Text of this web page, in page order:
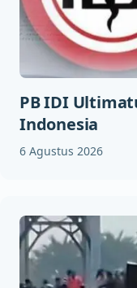
PB IDI
Indonesia
6 Agustus 2026